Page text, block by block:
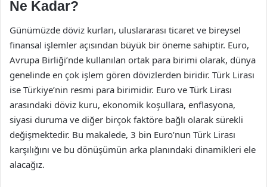
Ne Kadar?
Günümüzde döviz kurları, uluslararası ticaret ve bireysel
finansal işlemler açısından büyük bir öneme sahiptir. Euro,
Avrupa Birliği’nde kullanılan ortak para birimi olarak, dünya
genelinde en çok işlem gören dövizlerden biridir. Türk Lirası
ise Türkiye’nin resmi para birimidir. Euro ve Türk Lirası
arasındaki döviz kuru, ekonomik koşullara, enflasyona,
siyasi duruma ve diğer birçok faktöre bağlı olarak sürekli
değişmektedir. Bu makalede, 3 bin Euro’nun Türk Lirası
karşılığını ve bu dönüşümün arka planındaki dinamikleri ele
alacağız.